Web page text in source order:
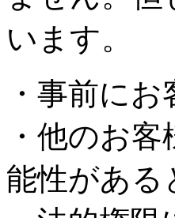
います。
・事前に
・他のお
能性がある